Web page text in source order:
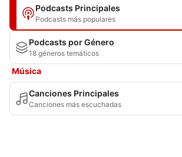
Podcasts Principales
Podcasts más populares
Podcasts por Género
18 géneros temáticos
Música
Canciones Principales
Canciones más escuchadas